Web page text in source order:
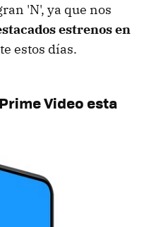
'N', ya que nos
estrenos en
estos días.
Video esta